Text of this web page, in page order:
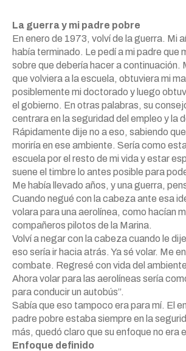
La guerra y mi padre pobre
En enero de 1973, volví de la guerra. Mi
había terminado. Le pedí a mi padre que
sobre que debería hacer a continuación.
que volviera a la escuela, obtuviera mi
posiblemente mi doctorado y luego
el gobierno. En otras palabras, su
centrara en la seguridad del empleo y la
Rápidamente dije no a eso, sabiendo
moriría en ese ambiente. Sería como
escuela por el resto de mi vida y estar
suene el timbre lo antes posible para
Me había llevado años, y una guerra,
Cuando negué con la cabeza ante esa
volara para una aerolínea, como hacían
compañeros pilotos de la Marina.
Volví a negar con la cabeza cuando le
eso sería ir hacia atrás. Ya sé volar. Me
combate. Regresé con vida del
Ahora volar para las aerolíneas sería
para conducir un autobús”.
Sabía que eso tampoco era para mí. El
padre pobre estaba siempre en la
más, quedó claro que su enfoque no era
Enfoque definido